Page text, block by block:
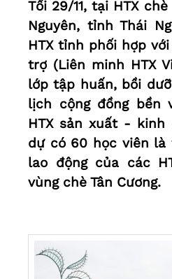
Tối 29/11, tại HTX
Nguyên, tỉnh Thái
HTX tỉnh phối hợp
trợ (Liên minh HTX
lớp tập huấn, bồi
lịch cộng đồng bền
HTX sản xuất - kinh
dự có 60 học viên là
lao động của các
vùng chè Tân Cương.